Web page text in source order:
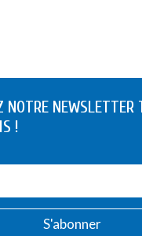
NOTRE NEWSLETTER
!
S'abonner